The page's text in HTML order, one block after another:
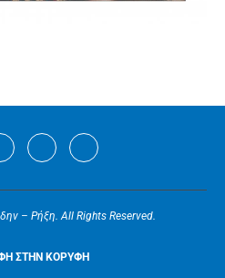
– Ρήξη. All Rights Reserved.
ΣΤΗΝ ΚΟΡΥΦΗ